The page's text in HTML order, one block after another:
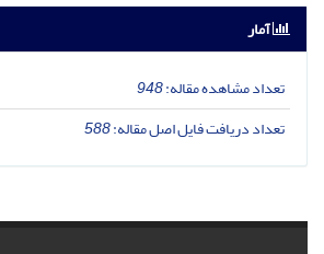
آمار
تعداد مشاهده مقاله:948
تعداد دریافت فایل اصل مقاله:588